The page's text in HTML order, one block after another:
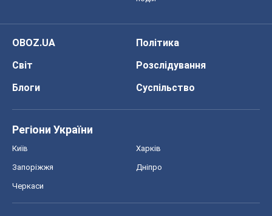
OBOZ.UA
Політика
Світ
Розслідування
Блоги
Суспільство
Регіони України
Київ Харків
Запоріжжя Дніпро
Черкаси